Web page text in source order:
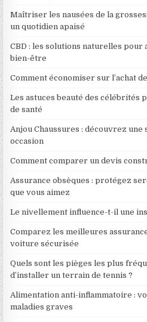
Maîtriser les nausées de la
un quotidien apaisé
CBD : les solutions naturelles
bien-être
Comment économiser sur l’achat
Les astuces beauté des célébrités
de santé
Anjou Chaussures : découvrez une
occasion
Comment comparer un devis
Assurance obsèques : protégez
que vous aimez
Le nivellement influence-t-il une
Comparez les meilleures
voiture sécurisée
Quels sont les pièges les plus
d’installer un terrain de tennis ?
Alimentation anti-inflammatoire :
maladies graves